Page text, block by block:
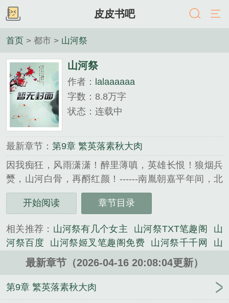
皮皮书吧
首页 > 都市 > 山河祭
山河祭
作者： lalaaaaaa
字数：8.8万字
状态：连载中
最新章节： 第9章 繁英落素秋大肉
因我痴狂，风雨潇潇！醉里薄嗔，英雄长恨！狼烟兵
燹，山河白骨，再酹红颜！------南胤朝嘉平年间，北
蛮入寇中原，天都沦陷，衣冠南渡，嘉平皇帝对内强
硬，对外软弱，夜夜笙歌，不思进取。江南武林盟小
私定终身。江湖之远，庙堂之高，南燕北还，山河当
祭，陈羽亦邀江南武林盟五位师姐与师尊下山救世，
与江北九脉盟几位天女，共挽天倾！...
开始阅读 章节目录
相关推荐： 山河祭有几个女主 山河祭TXT笔趣阁
山
河祭百度
山河祭姬叉笔趣阁免费 山河祭千千网
山
河祭加料版 山河祭几个女主 山河祭番外 山河祭主
角几个老婆
山河祭姬叉
山河祭番外六
朝 山河祭笔阁无错版
山河祭
最新章节（2026-04-16 20:08:04更新）
第9章 繁英落素秋大肉